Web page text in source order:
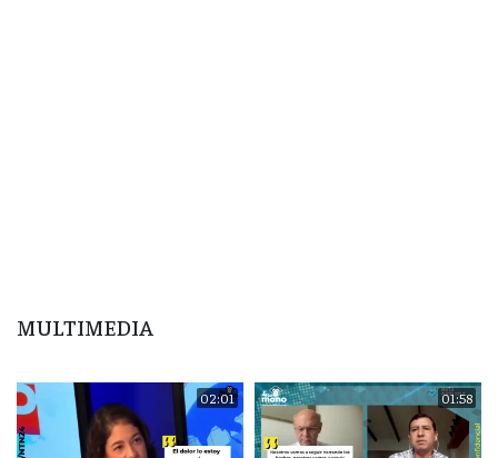
MULTIMEDIA
02:01 01:58